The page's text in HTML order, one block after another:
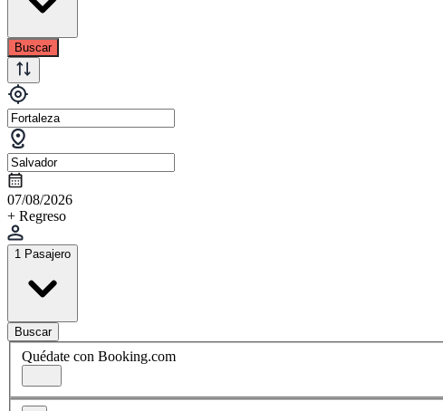
Buscar
07/08/2026
+ Regreso
1 Pasajero
Buscar
Quédate con Booking.com